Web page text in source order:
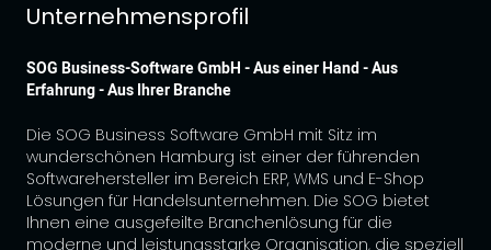
Unternehmensprofil
SOG Business-Software GmbH - Aus einer Hand - Aus
Erfahrung - Aus Ihrer Branche
Die SOG Business Software GmbH mit Sitz im
wunderschönen Hamburg ist einer der führenden
Softwarehersteller im Bereich ERP, WMS und E-Shop
Lösungen für Handelsunternehmen. Die SOG bietet
Ihnen eine ausgefeilte Branchenlösung für die
moderne und leistungsstarke Organisation, die speziell